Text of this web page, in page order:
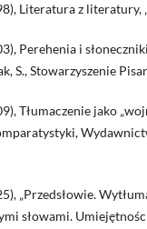
Literatura z literatury,
Perehenia i
S., Stowarzyszenie
Tłumaczenie jako
„Przedsłowie.
słowami.